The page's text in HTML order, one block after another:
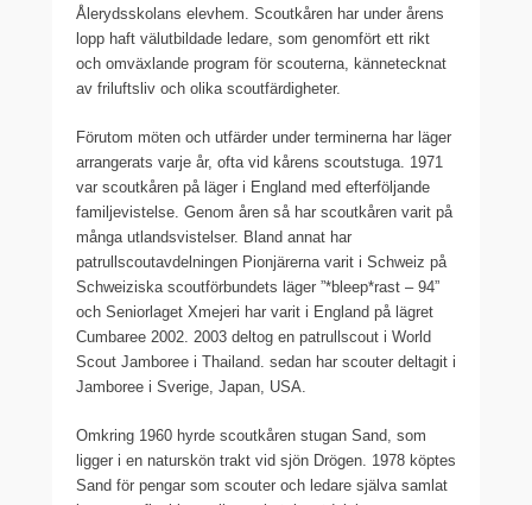
Ålerydsskolans elevhem. Scoutkåren har under årens
lopp haft välutbildade ledare, som genomfört ett rikt
och omväxlande program för scouterna, kännetecknat
av friluftsliv och olika scoutfärdigheter.
Förutom möten och utfärder under terminerna har läger
arrangerats varje år, ofta vid kårens scoutstuga. 1971
var scoutkåren på läger i England med efterföljande
familjevistelse. Genom åren så har scoutkåren varit på
många utlandsvistelser. Bland annat har
patrullscoutavdelningen Pionjärerna varit i Schweiz på
Schweiziska scoutförbundets läger ”*bleep*rast – 94”
och Seniorlaget Xmejeri har varit i England på lägret
Cumbaree 2002. 2003 deltog en patrullscout i World
Scout Jamboree i Thailand. sedan har scouter deltagit i
Jamboree i Sverige, Japan, USA.
Omkring 1960 hyrde scoutkåren stugan Sand, som
ligger i en naturskön trakt vid sjön Drögen. 1978 köptes
Sand för pengar som scouter och ledare själva samlat